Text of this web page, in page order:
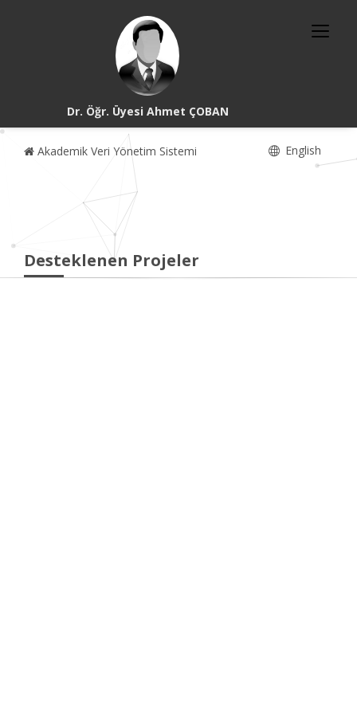
Dr. Öğr. Üyesi Ahmet ÇOBAN
Akademik Veri Yönetim Sistemi English
Desteklenen Projeler